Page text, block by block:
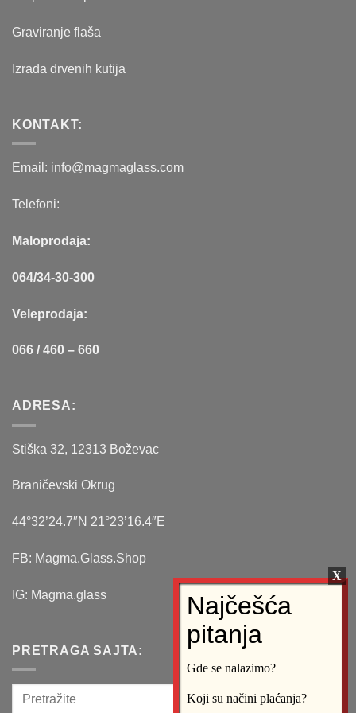
Graviranje flaša
Izrada drvenih kutija
KONTAKT:
Email: info@magmaglass.com
Telefoni:
Maloprodaja:
064/34-30-300
Veleprodaja:
066 / 460 – 660
ADRESA:
Stiška 32, 12313 Boževac
Braničevski Okrug
44°32’24.7″N 21°23’16.4″E
FB: Magma.Glass.Shop
IG: Magma.glass
PRETRAGA SAJTA:
Gde se nalazimo?
Koji su načini plaćanja?